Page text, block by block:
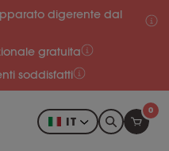
digerente dal
gratuita
soddisfatti
IT
0